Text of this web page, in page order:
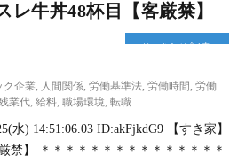
ト
ハ
記
お
レ牛丼48杯目【客厳禁】
まとめ記事
ク企業, 人間関係, 労働基準法, 労働時間 , 労働
業代, 給料, 職場環境, 転職
水) 14:51:06.03 ID:akFjkdG9 【すき家】
禁】 ＊＊＊＊＊＊＊＊＊＊＊＊＊＊＊